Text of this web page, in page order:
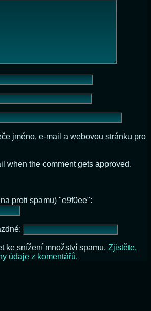
jméno, e-mail a webovou stránku pro
when the comment gets approved.
proti spamu) "e9f0ee":
ke snížení množství spamu. Zjistěte,
údaje z komentářů.